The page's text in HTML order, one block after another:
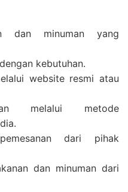
dan minuman yang
kebutuhan.
website resmi atau
melalui metode
dari pihak
dan minuman dari